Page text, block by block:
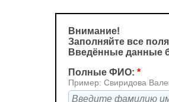
Внимание!
Заполняйте все
Введённые данные
Полные ФИО: *
Пример: Свиридова